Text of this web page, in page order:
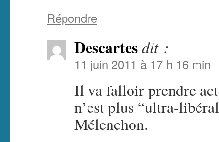
Répondre
Descartesdit :
11 juin 2011 à 17 h 16 min
Il va falloir prendre
n’est plus “ultra-
Mélenchon.